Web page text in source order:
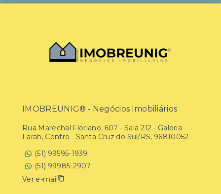
IMOBREUNIG® - Negócios Imobiliários
Rua Marechal Floriano, 607 - Sala 212 - Galeria
Farah, Centro - Santa Cruz do Sul/RS, 96810052
(51) 99595-1939
(51) 99985-2907
Ver e-mail